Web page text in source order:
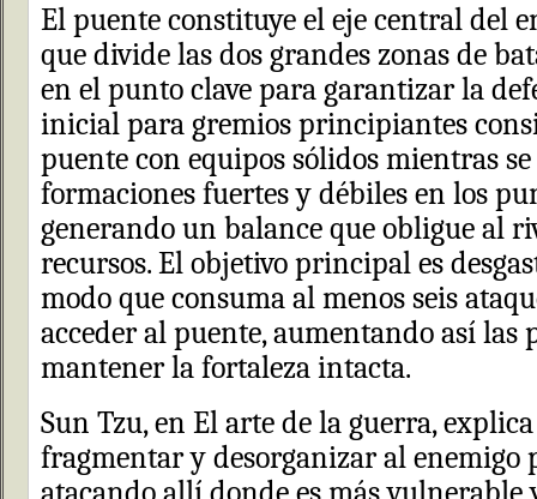
El puente constituye el eje central del
que divide las dos grandes zonas de
en el punto clave para garantizar la
inicial para gremios principiantes
puente con equipos sólidos mientras
formaciones fuertes y débiles en los
generando un balance que obligue al
recursos. El objetivo principal es
modo que consuma al menos seis
acceder al puente, aumentando así las
mantener la fortaleza intacta.
Sun Tzu, en El arte de la guerra,
fragmentar y desorganizar al enemigo